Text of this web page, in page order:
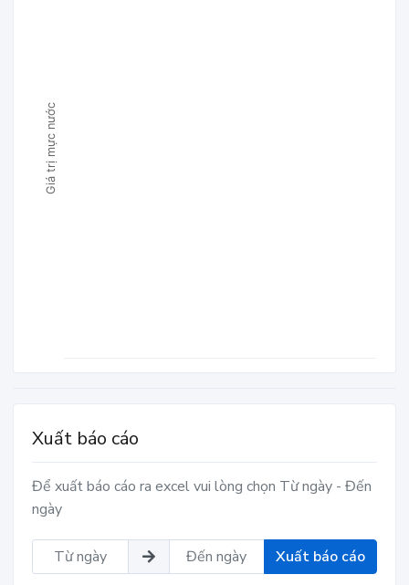
Giá trị mực nước
Xuất báo cáo
Để xuất báo cáo ra excel vui lòng chọn Từ ngày - Đến
ngày
Xuất báo cáo